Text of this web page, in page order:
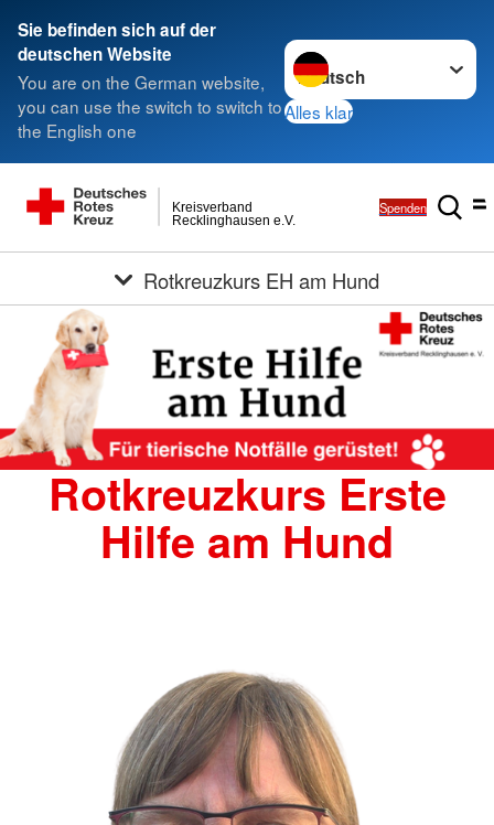
Sie befinden sich auf der
deutschen Website
You are on the German website,
you can use the switch to switch to
the English one
Sprache wechseln zu
Alles klar
Recklinghausen e.V.
Kreisverband Spenden
Rotkreuzkurs EH am Hund
Rotkreuzkurs Erste
Hilfe am Hund